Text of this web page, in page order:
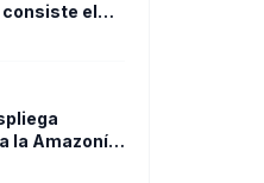
consiste el
de
la Amazonía
del